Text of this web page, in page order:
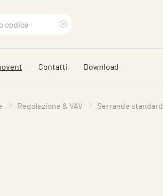
di
ricerca
Contatti Download
Regolazione & VAV Serrande standard